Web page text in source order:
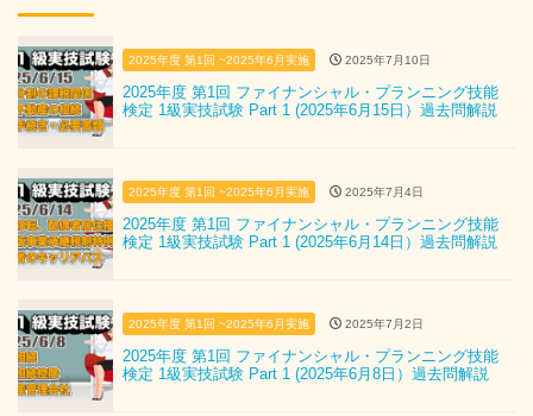
2025年度 第1回 ~2025年6月実施 2025年7月10日
2025年度 第1回 ファイナンシャル・プランニング技能
検定 1級実技試験 Part 1 (2025年6月15日）過去問解説
2025年度 第1回 ~2025年6月実施 2025年7月4日
2025年度 第1回 ファイナンシャル・プランニング技能
検定 1級実技試験 Part 1 (2025年6月14日）過去問解説
2025年度 第1回 ~2025年6月実施 2025年7月2日
2025年度 第1回 ファイナンシャル・プランニング技能
検定 1級実技試験 Part 1 (2025年6月8日）過去問解説